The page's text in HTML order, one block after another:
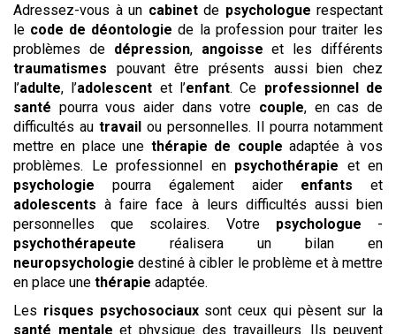
Adressez-vous à un cabinetde psychologue respectant
le code de déontologie de la profession pour traiter les
problèmes de dépression, angoisse et les différents
traumatismes pouvant être présents aussi bien chez
l’adulte, l’adolescent et l’enfant. Ce professionnel de
santé pourra vous aider dans votre couple, en cas de
difficultés au travail ou personnelles. Il pourra notamment
mettre en place une thérapie de couple adaptée à vos
problèmes. Le professionnel en psychothérapie et en
psychologie pourra également aider enfants et
adolescents à faire face à leurs difficultés aussi bien
personnelles que scolaires. Votre psychologue -
psychothérapeute réalisera un bilan en
neuropsychologie destiné à cibler le problème et à mettre
en place une thérapie adaptée.
Les risques psychosociauxsont ceux qui pèsent sur la
santé mentale et physique des travailleurs. Ils peuvent